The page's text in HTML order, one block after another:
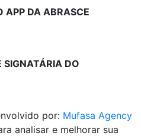
APP DA ABRASCE
SIGNATÁRIA DO
por: Mufasa Agency
analisar e melhorar sua